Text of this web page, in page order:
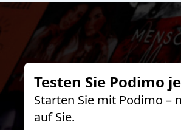
Testen Sie Podimo
Starten Sie mit Podimo –
auf Sie.